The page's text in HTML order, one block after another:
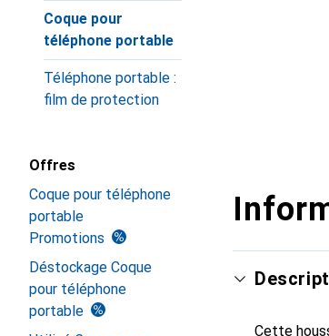
Coque pour
téléphone portable
Téléphone portable :
film de protection
Offres
Coque pour téléphone
portable
Promotions
Déstockage Coque
pour téléphone
portable
Cette